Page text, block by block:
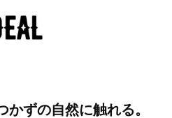
かずの自然に触れる。